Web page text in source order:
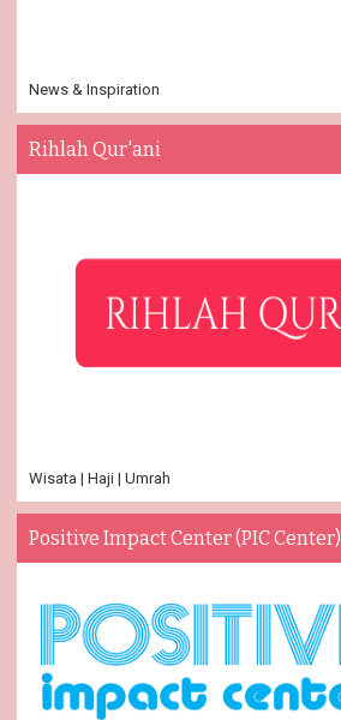
News & Inspiration
Rihlah Qur'ani
Wisata | Haji | Umrah
Positive Impact Center (PIC Center)